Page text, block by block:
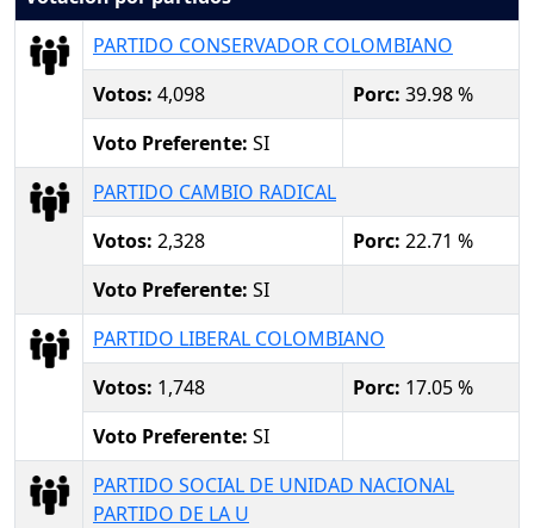
PARTIDO CONSERVADOR COLOMBIANO
Votos: 4,098 Porc: 39.98 %
Voto Preferente: SI
PARTIDO CAMBIO RADICAL
Votos: 2,328 Porc: 22.71 %
Voto Preferente: SI
PARTIDO LIBERAL COLOMBIANO
Votos: 1,748 Porc: 17.05 %
Voto Preferente: SI
PARTIDO SOCIAL DE UNIDAD NACIONAL
PARTIDO DE LA U